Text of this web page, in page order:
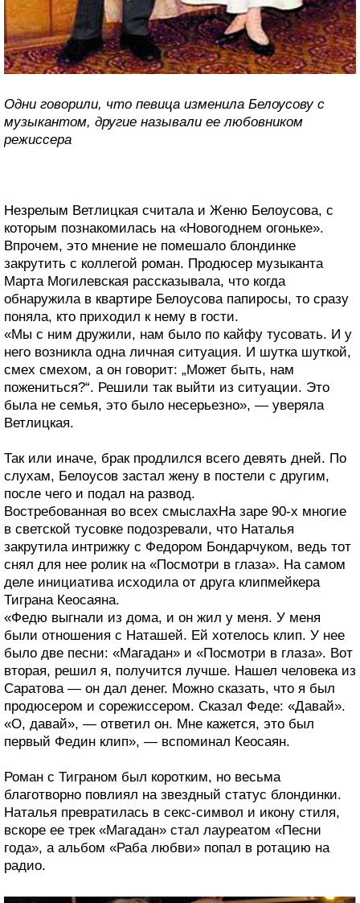
Одни говорили, что певица изменила Белоусову с
музыкантом, другие называли ее любовником
режиссера
Незрелым Ветлицкая считала и Женю Белоусова, с
которым познакомилась на «Новогоднем огоньке».
Впрочем, это мнение не помешало блондинке
закрутить с коллегой роман. Продюсер музыканта
Марта Могилевская рассказывала, что когда
обнаружила в квартире Белоусова папиросы, то сразу
поняла, кто приходил к нему в гости.
«Мы с ним дружили, нам было по кайфу тусовать. И у
него возникла одна личная ситуация. И шутка шуткой,
смех смехом, а он говорит: „Может быть, нам
пожениться?“. Решили так выйти из ситуации. Это
была не семья, это было несерьезно», — уверяла
Ветлицкая.
Так или иначе, брак продлился всего девять дней. По
слухам, Белоусов застал жену в постели с другим,
после чего и подал на развод.
Востребованная во всех смыслахНа заре 90-х многие
в светской тусовке подозревали, что Наталья
закрутила интрижку с Федором Бондарчуком, ведь тот
снял для нее ролик на «Посмотри в глаза». На самом
деле инициатива исходила от друга клипмейкера
Тиграна Кеосаяна.
«Федю выгнали из дома, и он жил у меня. У меня
были отношения с Наташей. Ей хотелось клип. У нее
было две песни: «Магадан» и «Посмотри в глаза». Вот
вторая, решил я, получится лучше. Нашел человека из
Саратова — он дал денег. Можно сказать, что я был
продюсером и сорежиссером. Сказал Феде: «Давай».
«О, давай», — ответил он. Мне кажется, это был
первый Федин клип», — вспоминал Кеосаян.
Роман с Тиграном был коротким, но весьма
благотворно повлиял на звездный статус блондинки.
Наталья превратилась в секс-символ и икону стиля,
вскоре ее трек «Магадан» стал лауреатом «Песни
года», а альбом «Раба любви» попал в ротацию на
радио.